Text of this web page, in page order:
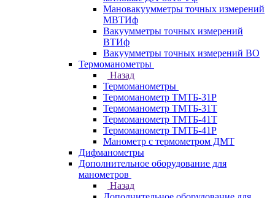
Мановакуумметры точных измерений
МВТИф
Вакуумметры точных измерений
ВТИф
Вакуумметры точных измерений ВО
Термоманометры
Назад
Термоманометры
Термоманометр ТМТБ-31Р
Термоманометр ТМТБ-31Т
Термоманометр ТМТБ-41Т
Термоманометр ТМТБ-41Р
Манометр с термометром ДМТ
Дифманометры
Дополнительное оборудование для
манометров
Назад